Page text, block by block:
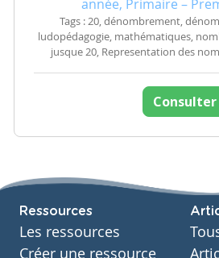
année, Primaire –
Tags : 20, dénombrement,
ludopédagogie, mathématiques,
jusque 20, Representation des
Consulter
Ressources
Les ressources
Créer une ressource